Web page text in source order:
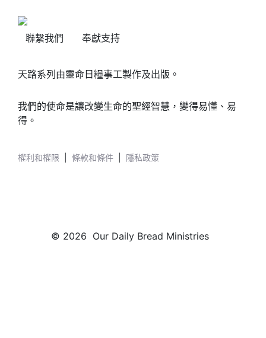
聯繫我們 奉獻支持
天路系列由靈命日糧事工製作及出版。
我們的使命是讓改變生命的聖經智慧，變得易懂、易
得。
權利和權限 條款和條件 隱私政策
© 2026 Our Daily Bread Ministries